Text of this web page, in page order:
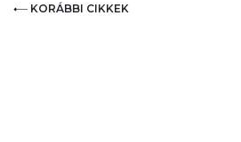
KORÁBBI CIKKEK